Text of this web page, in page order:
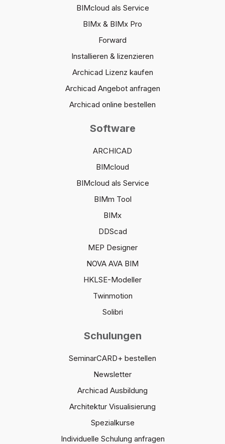
BIMcloud als Service
BIMx & BIMx Pro
Forward
Installieren & lizenzieren
Archicad Lizenz kaufen
Archicad Angebot anfragen
Archicad online bestellen
Software
ARCHICAD
BIMcloud
BIMcloud als Service
BIMm Tool
BIMx
DDScad
MEP Designer
NOVA AVA BIM
HKLSE-Modeller
Twinmotion
Solibri
Schulungen
SeminarCARD+ bestellen
Newsletter
Archicad Ausbildung
Architektur Visualisierung
Spezialkurse
Individuelle Schulung anfragen